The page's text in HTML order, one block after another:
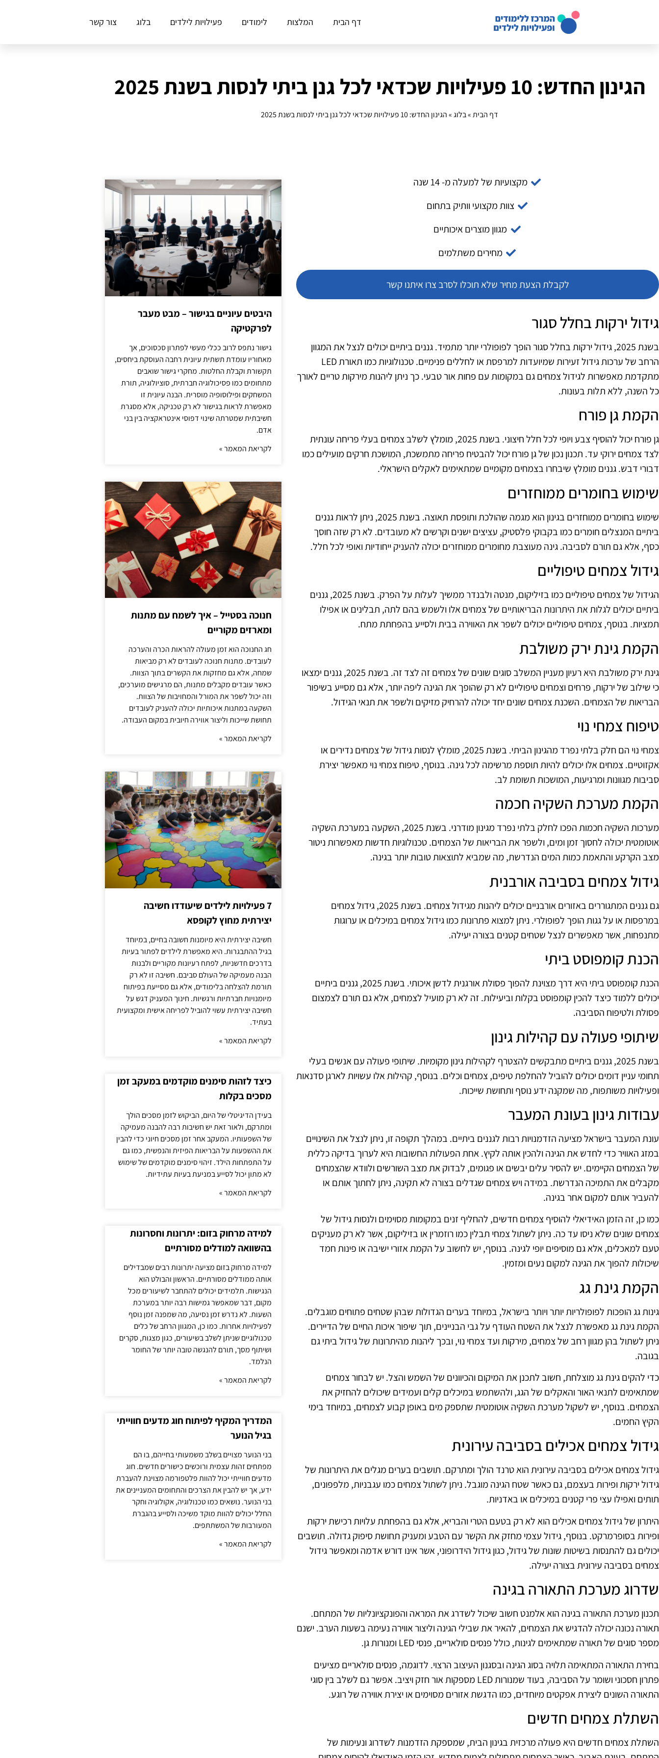
דף הבית המלצות לימודים פעילויות לילדים בלוג צור קשר
הגינון החדש: 10 פעילויות שכדאי לכל גנן ביתי לנסות בשנת 2025
דף הבית»בלוג»הגינון החדש: 10 פעילויות שכדאי לכל גנן ביתי לנסות בשנת 2025
מקצועיות של למעלה מ- 14 שנה
צוות מקצועי וותיק בתחום
מגוון מוצרים איכותיים
מחירים משתלמים
לקבלת הצעת מחיר שלא תוכלו לסרב צרו איתנו קשר
גידול ירקות בחלל סגור
בשנת 2025, גידול ירקות בחלל סגור הופך לפופולרי יותר מתמיד. גננים ביתיים יכולים לנצל את המגוון
הרחב של ערכות גידול זעירות שמיועדות למרפסת או לחללים פנימיים. טכנולוגיות כמו תאורת LED
מתקדמת מאפשרות לגידול צמחים גם במקומות עם פחות אור טבעי. כך ניתן ליהנות מירקות טריים לאורך
כל השנה, ללא תלות בעונות.
הקמת גן פורח
גן פורח יכול להוסיף צבע ויופי לכל חלל חיצוני. בשנת 2025, מומלץ לשלב צמחים בעלי פריחה עונתית
לצד צמחים ירוקי עד. תכנון נכון של גן פורח יכול להבטיח פריחה מתמשכת, המושכת חרקים מועילים כמו
דבורי דבש. גננים מומלץ שיבחרו בצמחים מקומיים שמתאימים לאקלים הישראלי.
שימוש בחומרים ממוחזרים
שימוש בחומרים ממוחזרים בגינון הוא מגמה שהולכת ותופסת תאוצה. בשנת 2025, ניתן לראות גננים
ביתיים המנצלים חומרים כמו בקבוקי פלסטיק, עציצים ישנים וקרשים לא מעובדים. לא רק שזה חוסך
כסף, אלא גם תורם לסביבה. גינה מעוצבת מחומרים ממוחזרים יכולה להעניק ייחודיות ואופי לכל חלל.
גידול צמחים טיפוליים
הגידול של צמחים טיפוליים כמו בזיליקום, מנטה ולבנדר ממשיך לעלות על הפרק. בשנת 2025, גננים
ביתיים יכולים לגלות את היתרונות הבריאותיים של צמחים אלו ולשמש בהם לתה, תבלינים או אפילו
תמציות. בנוסף, צמחים טיפוליים יכולים לשפר את האווירה בבית ולסייע בהפחתת מתח.
הקמת גינת ירק משולבת
גינת ירק משולבת היא רעיון מעניין המשלב סוגים שונים של צמחים זה לצד זה. בשנת 2025, גננים ימצאו
כי שילוב של ירקות, פרחים וצמחים טיפוליים לא רק שהופך את הגינה ליפה יותר, אלא גם מסייע בשיפור
הבריאות של הצמחים. השכנת צמחים שונים יחד יכולה להרחיק מזיקים ולשפר את תנאי הגידול.
טיפוח צמחי נוי
צמחי נוי הם חלק בלתי נפרד מהגינון הביתי. בשנת 2025, מומלץ לנסות גידול של צמחים נדירים או
אקזוטיים. צמחים אלו יכולים להיות תוספת מרשימה לכל גינה. בנוסף, טיפוח צמחי נוי מאפשר יצירת
סביבות מגוונות ומרגיעות, המושכות תשומת לב.
הקמת מערכת השקיה חכמה
מערכות השקיה חכמות הפכו לחלק בלתי נפרד מגינון מודרני. בשנת 2025, השקעה במערכת השקיה
אוטומטית יכולה לחסוך זמן ומים, ולשפר את הבריאות של הצמחים. טכנולוגיות חדשות מאפשרות ניטור
מצב הקרקע והתאמת כמות המים הנדרשת, מה שמביא לתוצאות טובות יותר בגינה.
גידול צמחים בסביבה אורבנית
גם גננים המתגוררים באזורים אורבניים יכולים ליהנות מגידול צמחים. בשנת 2025, גידול צמחים
במרפסות או על גגות הופך לפופולרי. ניתן למצוא פתרונות כמו גידול צמחים במיכלים או ערוגות
מתנפחות, אשר מאפשרים לנצל שטחים קטנים בצורה יעילה.
הכנת קומפוסט ביתי
הכנת קומפוסט ביתי היא דרך מצוינת להפוך פסולת אורגנית לדשן איכותי. בשנת 2025, גננים ביתיים
יכולים ללמוד כיצד להכין קומפוסט בקלות וביעילות. זה לא רק מועיל לצמחים, אלא גם תורם לצמצום
פסולת ולטיפוח הסביבה.
שיתופי פעולה עם קהילות גינון
בשנת 2025, גננים ביתיים מתבקשים להצטרף לקהילות גינון מקומיות. שיתופי פעולה עם אנשים בעלי
תחומי עניין דומים יכולים להוביל להחלפת טיפים, צמחים וכלים. בנוסף, קהילות אלו עשויות לארגן סדנאות
ופעילויות משותפות, מה שמקנה ידע נוסף ותחושת שייכות.
עבודות גינון בעונת המעבר
עונת המעבר בישראל מציעה הזדמנויות רבות לגננים ביתיים. במהלך תקופה זו, ניתן לנצל את השינויים
במזג האוויר כדי לחדש את הגינה ולהכין אותה לקיץ. אחת הפעולות החשובות היא לערוך בדיקה כללית
של הצמחים הקיימים. יש להסיר עלים יבשים או פגומים, לבדוק את מצב השורשים ולוודא שהצמחים
מקבלים את התמיכה הנדרשת. במידה ויש צמחים שגדלים בצורה לא תקינה, ניתן לחתוך אותם או
להעביר אותם למקום אחר בגינה.
כמו כן, זה הזמן האידיאלי להוסיף צמחים חדשים, להחליף זנים במקומות מסוימים ולנסות גידול של
צמחים שונים שלא ניסו עד כה. ניתן לשתול צמחי תבלין כמו רוזמרין או בזיליקום, אשר לא רק מעניקים
טעם למאכלים, אלא גם מוסיפים יופי לגינה. בנוסף, יש לחשוב על הקמת אזורי ישיבה או פינות חמד
שיכולות להפוך את הגינה למקום נעים ומזמין.
הקמת גינת גג
גינות גג הופכות לפופולריות יותר ויותר בישראל, במיוחד בערים הגדולות שבהן שטחים פתוחים מוגבלים.
הקמת גינת גג מאפשרת לנצל את השטח העודף על גבי הבניינים, תוך שיפור איכות החיים של הדיירים.
ניתן לשתול בהן מגוון רחב של צמחים, מירקות ועד צמחי נוי, ובכך ליהנות מהיתרונות של גידול ביתי גם
בגובה.
כדי להקים גינת גג מוצלחת, חשוב לתכנן את המיקום והכיוונים של השמש והצל. יש לבחור צמחים
שמתאימים לתנאי האור והאקלים של הגג, ולהשתמש במיכלים קלים ועמידים שיכולים להחזיק את
הצמחים. בנוסף, יש לשקול מערכת השקיה אוטומטית שתספק מים באופן קבוע לצמחים, במיוחד בימי
הקיץ החמים.
גידול צמחים אכילים בסביבה עירונית
גידול צמחים אכילים בסביבה עירונית הוא טרנד הולך ומתרקם. תושבים בערים מגלים את היתרונות של
גידול ירקות ופירות בעצמם, גם כאשר שטח הגינה מוגבל. ניתן לשתול צמחים כמו עגבניות, מלפפונים,
תותים ואפילו עצי פרי קטנים במיכלים או באדניות.
היתרון של גידול צמחים אכילים הוא לא רק בטעם הטרי והבריא, אלא גם בהפחתת עלויות רכישת ירקות
ופירות בסופרמרקט. בנוסף, גידול עצמי מחזק את הקשר עם הטבע ומעניק תחושת סיפוק גדולה. תושבים
יכולים גם להתנסות בשיטות שונות של גידול, כגון גידול הידרופוני, אשר אינו דורש אדמה ומאפשר גידול
צמחים בסביבה עירונית בצורה יעילה.
שדרוג מערכת התאורה בגינה
תכנון מערכת התאורה בגינה הוא אלמנט חשוב שיכול לשדרג את המראה והפונקציונליות של המתחם.
תאורה נכונה יכולה להדגיש את הצמחים, להאיר את שבילי הגינה וליצור אווירה נעימה בשעות הערב. ישנם
מספר סוגים של תאורה שמתאימים לגינות, כולל פנסים סולאריים, פנסי LED ומנורות גן.
בחירת התאורה המתאימה תלויה בסוג הגינה ובסגנון העיצוב הרצוי. לדוגמה, פנסים סולאריים מציעים
פתרון חסכוני ושומר על הסביבה, בעוד שמנורות LED מספקות אור חזק ויציב. אפשר גם לשלב בין סוגי
התאורה השונים ליצירת אפקטים מיוחדים, כמו הדגשת אזורים מסוימים או יצירת אווירה של רוגע.
השתלת צמחים חדשים
השתלת צמחים חדשים היא פעולה מרכזית בגינון הבית, שמספקת הזדמנות לשדרוג ונעימות של
היבטים עיוניים בגישור – מבט מעבר
לפרקטיקה
גישור נתפס לרוב ככלי מעשי לפתרון סכסוכים, אך
מאחוריו עומדת תשתית עיונית רחבה העוסקת ביחסים,
תקשורת וקבלת החלטות. מחקרי גישור שואבים
מתחומים כמו פסיכולוגיה חברתית, סוציולוגיה, תורת
המשחקים ופילוסופיה מוסרית. הבנה עיונית זו
מאפשרת לראות בגישור לא רק טכניקה, אלא מסגרת
חשיבתית שמטרתה שינוי דפוסי אינטראקציה בין בני
אדם.
לקריאת המאמר »
חנוכה בסטייל – איך לשמח עם מתנות
ומארזים מקוריים
חג החנוכה הוא זמן מעולה להראות הכרה והערכה
לעובדים. מתנות חנוכה לעובדים לא רק מביאות
שמחה, אלא גם מחזקות את הקשרים בתוך הצוות.
כאשר עובדים מקבלים מתנות, הם מרגישים מוערכים,
וזה יכול לשפר את המורל והמחויבות של הצוות.
השקעה במתנות איכותיות יכולה להעניק לעובדים
תחושת שייכות וליצור אווירה חיובית במקום העבודה.
לקריאת המאמר »
7 פעילויות לילדים שיעודדו חשיבה
יצירתית מחוץ לקופסא
חשיבה יצירתית היא מיומנות חשובה בחיים, במיוחד
בגיל ההתבגרות. היא מאפשרת לילדים לפתור בעיות
בדרכים חדשניות, לפתח רעיונות מקוריים ולבנות
הבנה מעמיקה של העולם סביבם. חשיבה זו לא רק
תורמת להצלחה בלימודים, אלא גם מסייעת בפיתוח
מיומנויות חברתיות ורגשיות. חינוך המעניק דגש על
חשיבה יצירתית עשוי להוביל לפריחה אישית ומקצועית
בעתיד.
לקריאת המאמר »
כיצד לזהות סימנים מוקדמים במעקב זמן
מסכים בקלות
בעידן הדיגיטלי של היום, הביקוש לזמן מסכים הולך
ומתרקם, ולאור זאת יש חשיבות רבה להבנה מעמיקה
של השפעותיו. המעקב אחר זמן מסכים חיוני כדי להבין
את ההשפעות על הבריאות הפיזית והנפשית, כמו גם
על התפתחות הילד. זיהוי סימנים מוקדמים של שימוש
לא מתון יכול לסייע במניעת בעיות עתידיות.
לקריאת המאמר »
למידה מרחוק בזום: יתרונות וחסרונות
בהשוואה למודלים מסורתיים
למידה מרחוק בזום מציעה יתרונות רבים שמבדילים
אותה ממודלים מסורתיים. הראשון והבולט הוא
הנגישות. תלמידים יכולים להתחבר לשיעורים מכל
מקום, דבר שמאפשר גמישות רבה יותר במערכת
השעות. לא נדרש זמן נסיעה, מה שמפנה זמן נוסף
לפעילויות אחרות. כמו כן, המגוון הרחב של כלים
טכנולוגיים שניתן לשלב בשיעורים, כגון מצגות, סקרים
ושיתוף מסך, תורם להנגשה טובה יותר של החומר
הנלמד.
לקריאת המאמר »
המדריך המקיף לפיתוח חוג מדעים חווייתי
בגיל הנוער
בני הנוער מצויים בשלב משמעותי בחייהם, בו הם
מפתחים זהות עצמית ורוכשים כישורים חדשים. חוג
מדעים חווייתי יכול להוות פלטפורמה מצוינת להעברת
ידע, אך יש להבין את הצרכים והתחומים המעניינים את
בני הנוער. נושאים כמו טכנולוגיה, אקולוגיה וחקר
החלל יכולים להוות מוקד משיכה ולסייע בהגברת
המעורבות של המשתתפים.
לקריאת המאמר »